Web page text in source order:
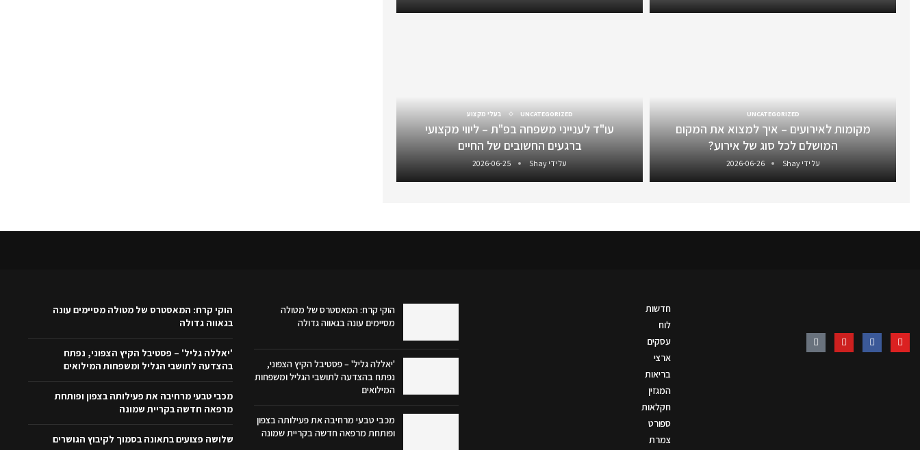
UNCATEGORIZED
מקומות לאירועים – איך למצוא את המקום
המושלם לכל סוג של אירוע?
על ידיShay
2026-06-26
UNCATEGORIZED בעלי מקצוע
עו"ד לענייני משפחה בפ"ת – ליווי מקצועי
ברגעים החשובים של החיים
על ידי Shay
2026-06-25
חדשות
לוח
עסקים
ארצי
בריאות
המגזין
חקלאות
ספורט
צמרת
הוקי קרח: המאסטרס של מטולה
מסיימים עונה בגאווה גדולה
'יאללה גליל' – פסטיבל הקיץ הצפוני,
נפתח בהצדעה לתושבי הגליל ומשפחות
המילואים
מכבי טבעי מרחיבה את פעילותה בצפון
ופותחת מרפאה חדשה בקריית שמונה
הוקי קרח: המאסטרס של מטולה מסיימים עונה
בגאווה גדולה
'יאללה גליל' – פסטיבל הקיץ הצפוני, נפתח
בהצדעה לתושבי הגליל ומשפחות המילואים
מכבי טבעי מרחיבה את פעילותה בצפון ופותחת
מרפאה חדשה בקריית שמונה
שלושה פצועים בתאונה בסמוך לקיבוץ הגושרים